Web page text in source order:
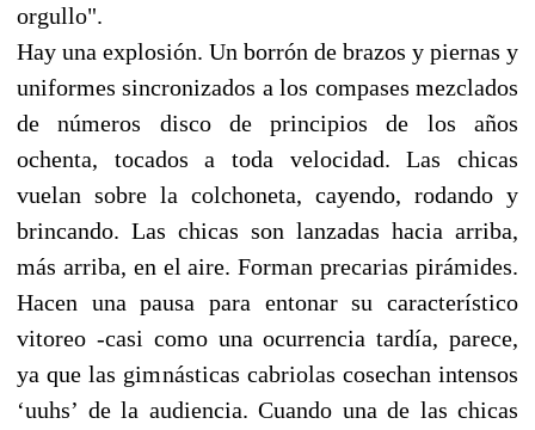
orgullo".
Hay una explosión. Un borrón de brazos y piernas y
uniformes sincronizados a los compases mezclados
de números disco de principios de los años
ochenta, tocados a toda velocidad. Las chicas
vuelan sobre la colchoneta, cayendo, rodando y
brincando. Las chicas son lanzadas hacia arriba,
más arriba, en el aire. Forman precarias pirámides.
Hacen una pausa para entonar su característico
vitoreo -casi como una ocurrencia tardía, parece,
ya que las gimnásticas cabriolas cosechan intensos
‘uuhs’ de la audiencia. Cuando una de las chicas